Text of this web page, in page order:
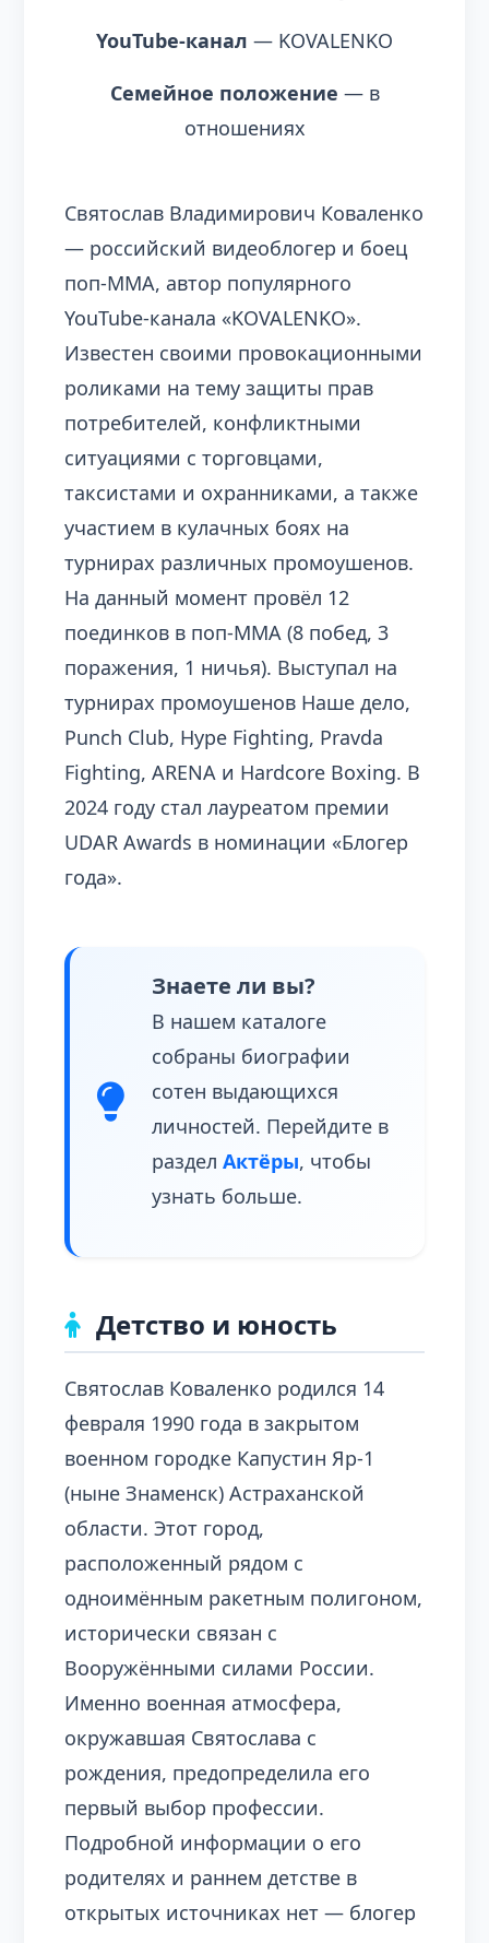
YouTube-канал — KOVALENKO
Семейное положение — в
отношениях
Святослав Владимирович Коваленко
— российский видеоблогер и боец
поп-ММА, автор популярного
YouTube-канала «KOVALENKO».
Известен своими провокационными
роликами на тему защиты прав
потребителей, конфликтными
ситуациями с торговцами,
таксистами и охранниками, а также
участием в кулачных боях на
турнирах различных промоушенов.
На данный момент провёл 12
поединков в поп-ММА (8 побед, 3
поражения, 1 ничья). Выступал на
турнирах промоушенов Наше дело,
Punch Club, Hype Fighting, Pravda
Fighting, ARENA и Hardcore Boxing. В
2024 году стал лауреатом премии
UDAR Awards в номинации «Блогер
года».
Знаете ли вы?
В нашем каталоге
собраны биографии
сотен выдающихся
личностей. Перейдите в
разделАктёры, чтобы
узнать больше.
Детство и юность
Святослав Коваленко родился 14
февраля 1990 года в закрытом
военном городке Капустин Яр-1
(ныне Знаменск) Астраханской
области. Этот город,
расположенный рядом с
одноимённым ракетным полигоном,
исторически связан с
Вооружёнными силами России.
Именно военная атмосфера,
окружавшая Святослава с
рождения, предопределила его
первый выбор профессии.
Подробной информации о его
родителях и раннем детстве в
открытых источниках нет — блогер